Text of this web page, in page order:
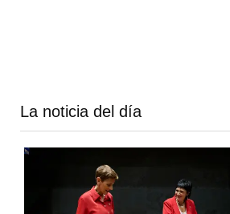
La noticia del día